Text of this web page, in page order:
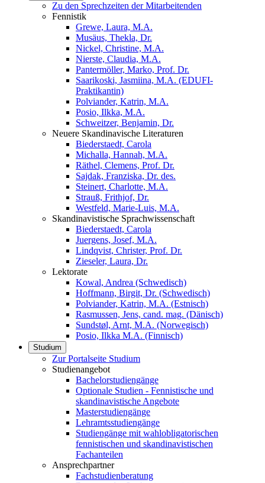
Zu den Sprechzeiten der Mitarbeitenden
Fennistik
Grewe, Laura, M.A.
Musäus, Thekla, Dr.
Nickel, Christine, M.A.
Nierste, Claudia, M.A.
Pantermöller, Marko, Prof. Dr.
Saarikoski, Jasmiina, M.A. (EDUFI-
Praktikantin)
Polviander, Katrin, M.A.
Posio, Ilkka, M.A.
Schweitzer, Benjamin, Dr.
Neuere Skandinavische Literaturen
Biederstaedt, Carola
Michalla, Hannah, M.A.
Räthel, Clemens, Prof. Dr.
Sajdak, Franziska, Dr. des.
Steinert, Charlotte, M.A.
Strauß, Frithjof, Dr.
Westfeld, Marie-Luis, M.A.
Skandinavistische Sprachwissenschaft
Biederstaedt, Carola
Juergens, Josef, M.A.
Lindqvist, Christer, Prof. Dr.
Zieseler, Laura, Dr.
Lektorate
Kowal, Andrea (Schwedisch)
Hoffmann, Birgit, Dr. (Schwedisch)
Polviander, Katrin, M.A. (Estnisch)
Rasmussen, Jens, cand. mag. (Dänisch)
Sundstøl, Arnt, M.A. (Norwegisch)
Posio, Ilkka M.A. (Finnisch)
Studium
Zur Portalseite Studium
Studienangebot
Bachelorstudiengänge
Optionale Studien - Fennistische und
skandinavistische Angebote
Masterstudiengänge
Lehramtsstudiengänge
Studiengänge mit wahlobligatorischen
fennistischen und skandinavistischen
Fachanteilen
Ansprechpartner
Fachstudienberatung